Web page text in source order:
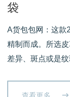
袋
A货包包网：这款
精制而成。所选
差异、斑点或是
查看更多